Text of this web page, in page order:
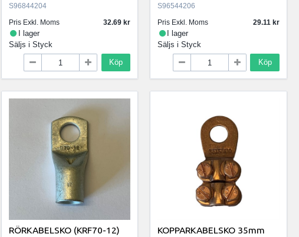
S96844204
Pris Exkl. Moms
32.69
I lager
Säljs i Styck
Köp
S96544206
Pris Exkl. Moms
29.11
I lager
Säljs iStyck
Köp
RÖRKABELSKO (KRF70-12)
KOPPARKABELSKO 35mm